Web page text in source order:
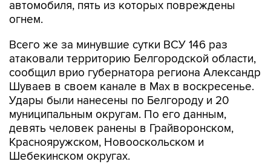
Всего же за минувшие сутки ВСУ 146 раз
сообщил врио губернатора региона Александр
Шуваев в своем канале в Мах в воскресенье.
Удары были нанесены по Белгороду и 20
муниципальным округам. По его данным,
девять человек ранены в Грайворонском,
Краснояружском, Новооскольском и
Шебекинском округах.
Как сообщил Шуваев, 162 беспилотника сбиты